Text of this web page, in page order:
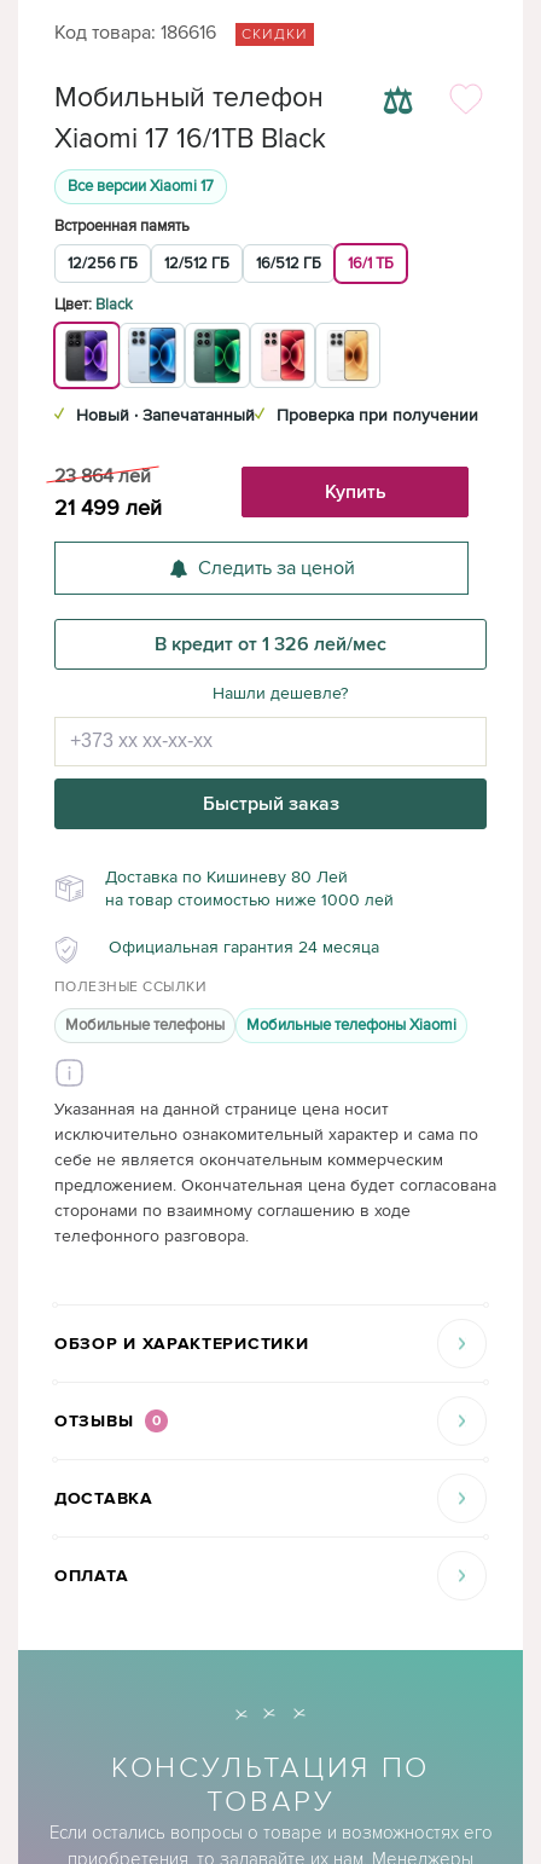
Код товара: 186616 СКИДКИ
⚖
Мобильный телефон
Xiaomi 17 16/1TB Black
Все версии Xiaomi 17
Встроенная память
12/256 ГБ
12/512 ГБ 16/512 ГБ 16/1 ТБ
Цвет: Black
✓ Новый · Запечатанный✓ Проверка при получении
23 864 лей
21 499 лей
Купить
Следить за ценой
В кредит от 1 326 лей/мес
Нашли дешевле?
Быстрый заказ
Доставка по Кишиневу 80 Лей
на товар стоимостью ниже 1000 лей
Официальная гарантия 24 месяца
ПОЛЕЗНЫЕ ССЫЛКИ
Мобильные телефоны Мобильные телефоны Xiaomi
Указанная на данной странице цена носит
исключительно ознакомительный характер и сама по
себе не является окончательным коммерческим
предложением. Окончательная цена будет согласована
сторонами по взаимному соглашению в ходе
телефонного разговора.
ОБЗОР И ХАРАКТЕРИСТИКИ
ОТЗЫВЫ 0
ДОСТАВКА
ОПЛАТА
КОНСУЛЬТАЦИЯ ПО
ТОВАРУ
Если остались вопросы о товаре и возможностях его
приобретения, то задавайте их нам. Менеджеры